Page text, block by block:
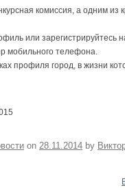
комиссия, а одним из
или зарегистрируйтесь
мобильного телефона.
профиля город, в жизни
on 28.11.2014 by